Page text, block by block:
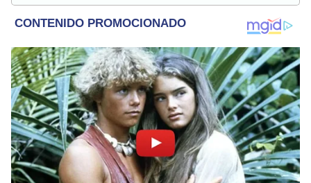
películas, series, videojuegos y espectáculo.